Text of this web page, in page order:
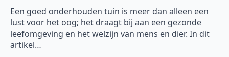
Een goed onderhouden tuin is meer dan alleen een
lust voor het oog; het draagt bij aan een gezonde
leefomgeving en het welzijn van mens en dier. In dit
artikel…